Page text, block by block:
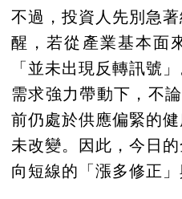
不過，投資人先別急
醒，若從產業基本面
「並未出現反轉訊號
需求強力帶動下，不
前仍處於供應偏緊的
未改變。因此，今日
向短線的「漲多修正」